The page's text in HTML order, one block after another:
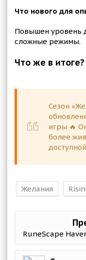
Что нового для
Повышен уровень
сложные режимы.
Что же в итоге?
Сезон
игры 🔥
более
Желания